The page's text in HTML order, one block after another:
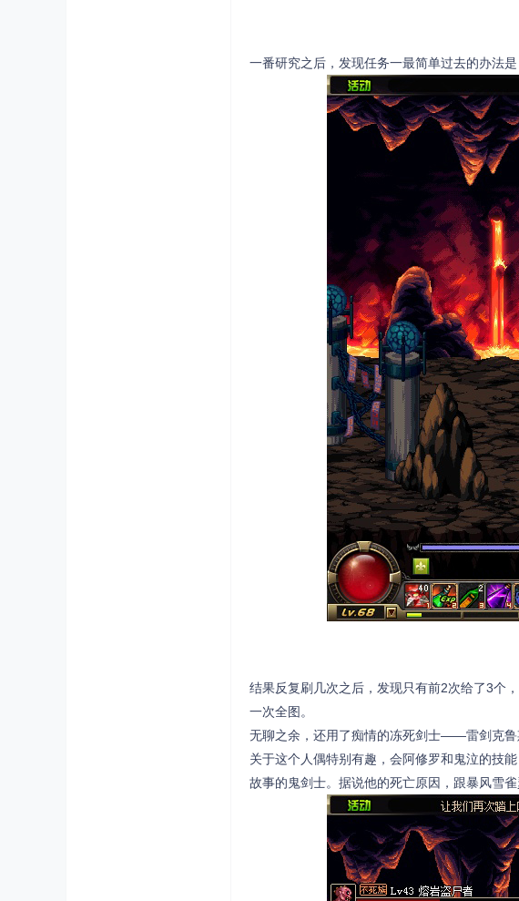
一番研究之后，发现任务一最简单过去的办法
结果反复刷几次之后，发现只有前2次给了3个
一次全图。
无聊之余，还用了痴情的冻死剑士——雷剑克鲁
关于这个人偶特别有趣，会阿修罗和鬼泣的技
故事的鬼剑士。据说他的死亡原因，跟暴风雪